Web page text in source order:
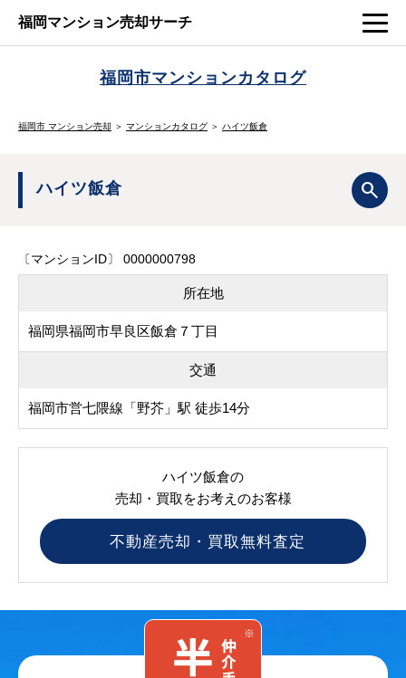
福岡マンション売却サーチ
福岡市マンションカタログ
福岡市 マンション売却 ＞ マンションカタログ ＞ ハイツ飯倉
ハイツ飯倉
〔マンションID〕 0000000798
所在地
福岡県福岡市早良区飯倉７丁目
交通
福岡市営七隈線「野芥」駅 徒歩14分
ハイツ飯倉の
売却・買取をお考えのお客様
不動産売却・買取無料査定